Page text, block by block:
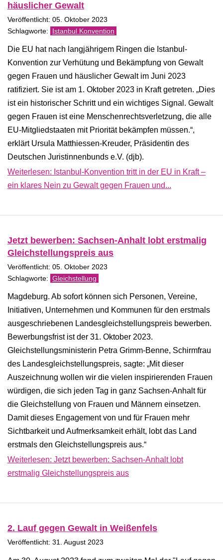
häuslicher Gewalt
Veröffentlicht: 05. Oktober 2023
Istanbul Konvention
Die EU hat nach langjährigem Ringen die Istanbul-
Konvention zur Verhütung und Bekämpfung von Gewalt
gegen Frauen und häuslicher Gewalt im Juni 2023
ratifiziert. Sie ist am 1. Oktober 2023 in Kraft getreten. „Dies
ist ein historischer Schritt und ein wichtiges Signal. Gewalt
gegen Frauen ist eine Menschenrechtsverletzung, die alle
EU-Mitgliedstaaten mit Priorität bekämpfen müssen.“,
erklärt Ursula Matthiessen-Kreuder, Präsidentin des
Deutschen Juristinnenbunds e.V. (djb).
Weiterlesen: Istanbul-Konvention tritt in der EU in Kraft –
ein klares Nein zu Gewalt gegen Frauen und...
Jetzt bewerben: Sachsen-Anhalt lobt erstmalig
Gleichstellungspreis aus
Veröffentlicht: 05. Oktober 2023
Gleichstellung
Magdeburg. Ab sofort können sich Personen, Vereine,
Initiativen, Unternehmen und Kommunen für den erstmals
ausgeschriebenen Landesgleichstellungspreis bewerben.
Bewerbungsfrist ist der 31. Oktober 2023.
Gleichstellungsministerin Petra Grimm-Benne, Schirmfrau
des Landesgleichstellungspreis, sagte: „Mit dieser
Auszeichnung wollen wir die vielen inspirierenden Frauen
würdigen, die sich jeden Tag in ganz Sachsen-Anhalt für
die Gleichstellung von Frauen und Männern einsetzen.
Damit dieses Engagement von und für Frauen mehr
Sichtbarkeit und Aufmerksamkeit erhält, lobt das Land
erstmals den Gleichstellungspreis aus.“
Weiterlesen: Jetzt bewerben: Sachsen-Anhalt lobt
erstmalig Gleichstellungspreis aus
2. Lauf gegen Gewalt in Weißenfels
Veröffentlicht: 31. August 2023